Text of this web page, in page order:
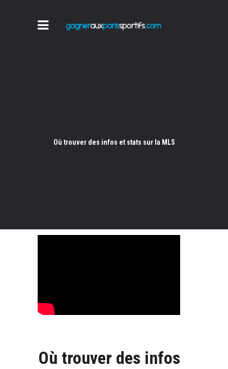
Où trouver des infos et stats sur la MLS
Où trouver des infos